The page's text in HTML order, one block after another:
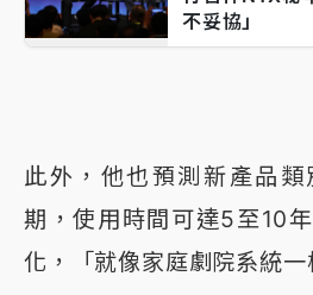
不妥協」
此外，他也預測新產品
期，使用時間可達5至10
化，「就像家庭劇院系統一